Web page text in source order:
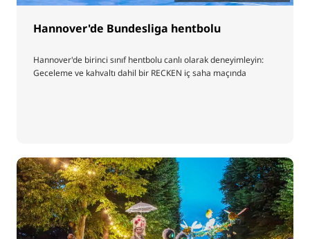
Hannover'de Bundesliga hentbolu
Hannover'de birinci sınıf hentbolu canlı olarak deneyimleyin:
Geceleme ve kahvaltı dahil bir RECKEN iç saha maçında